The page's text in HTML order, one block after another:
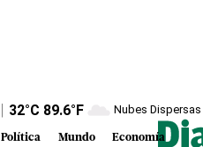
32°C 89.6°F Nubes Dispersas
Política Mundo Economía